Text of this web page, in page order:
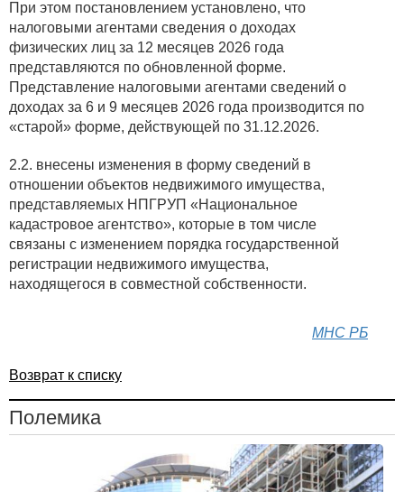
При этом постановлением установлено, что
налоговыми агентами сведения о доходах
физических лиц за 12 месяцев 2026 года
представляются по обновленной форме.
Представление налоговыми агентами сведений о
доходах за 6 и 9 месяцев 2026 года производится по
«старой» форме, действующей по 31.12.2026.
2.2. внесены изменения в форму сведений в
отношении объектов недвижимого имущества,
представляемых НПГРУП «Национальное
кадастровое агентство», которые в том числе
связаны с изменением порядка государственной
регистрации недвижимого имущества,
находящегося в совместной собственности.
МНС РБ
Возврат к списку
Полемика